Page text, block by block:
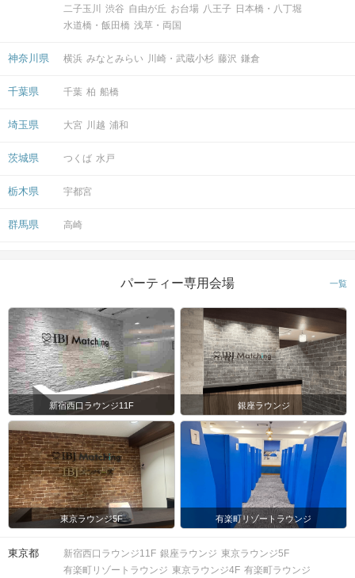
二子玉川
渋谷 自由が丘 お台場 八王子 日本橋・八丁堀
水道橋・飯田橋 浅草・両国
神奈川県 横浜 みなとみらい 川崎・武蔵小杉 藤沢 鎌倉
千葉県 千葉 柏 船橋
埼玉県 大宮 川越 浦和
茨城県 つくば 水戸
栃木県 宇都宮
群馬県 高崎
パーティー専用会場 一覧
新宿西口ラウンジ11F 銀座ラウンジ
東京ラウンジ5F 有楽町リゾートラウンジ
東京都 新宿西口ラウンジ11F 銀座ラウンジ 東京ラウンジ5F
有楽町リゾートラウンジ 東京ラウンジ4F 有楽町ラウンジ